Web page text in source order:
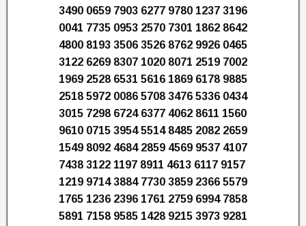
3490 0659 7903 6277 9780 1237 3196
0041 7735 0953 2570 7301 1862 8642
4800 8193 3506 3526 8762 9926 0465
3122 6269 8307 1020 8071 2519 7002
1969 2528 6531 5616 1869 6178 9885
2518 5972 0086 5708 3476 5336 0434
3015 7298 6724 6377 4062 8611 1560
9610 0715 3954 5514 8485 2082 2659
1549 8092 4684 2859 4569 9537 4107
7438 3122 1197 8911 4613 6117 9157
1219 9714 3884 7730 3859 2366 5579
1765 1236 2396 1761 2759 6994 7858
5891 7158 9585 1428 9215 3973 9281